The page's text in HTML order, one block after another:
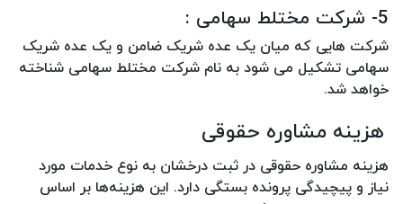
5- شرکت مختلط سهامی :
شرکت هایی که میان یک عده شریک ضامن و یک عده شریک
سهامی تشکیل می شود به نام شرکت مختلط سهامی شناخته
خواهد شد.
هزینه‌ مشاوره حقوقی
هزینه مشاوره حقوقی در ثبت درخشان به نوع خدمات مورد
نیاز و پیچیدگی پرونده بستگی دارد. این هزینه‌ها بر اساس